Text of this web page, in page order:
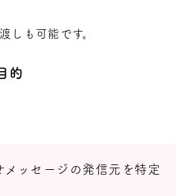
しも可能です。
的
ッセージの発信元を特定